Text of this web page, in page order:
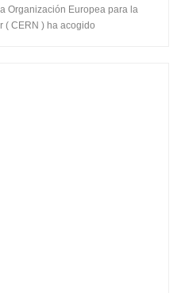
de luz durante una prueba
Hadrones
Organización Europea para la
( CERN ) ha acogido